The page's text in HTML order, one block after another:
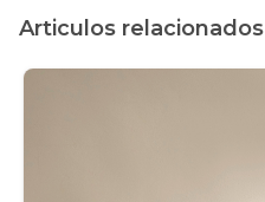
Articulos relacionados